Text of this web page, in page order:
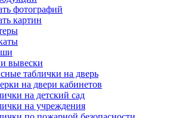
фотографий
картин
вывески
таблички на дверь
на двери кабинетов
на детский сад
на учреждения